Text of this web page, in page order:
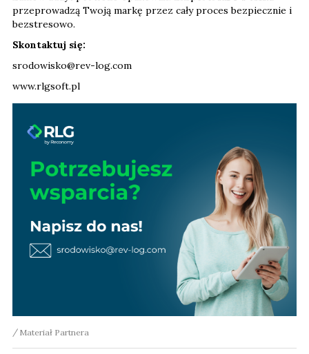
przeprowadzą Twoją markę przez cały proces bezpiecznie i
bezstresowo.
Skontaktuj się:
srodowisko@rev-log.com
www.rlgsoft.pl
Materiał Partnera